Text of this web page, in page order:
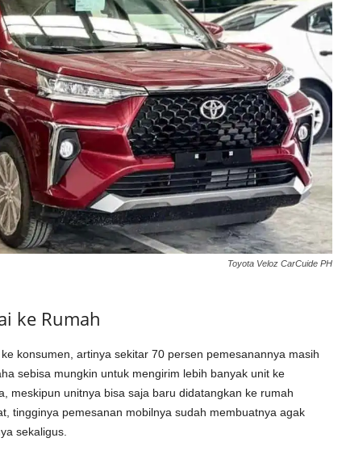
Toyota Veloz CarCuide PH
ke Rumah
konsumen, artinya sekitar 70 persen pemesanannya masih
sebisa mungkin untuk mengirim lebih banyak unit ke
meskipun unitnya bisa saja baru didatangkan ke rumah
tingginya pemesanan mobilnya sudah membuatnya agak
sekaligus.